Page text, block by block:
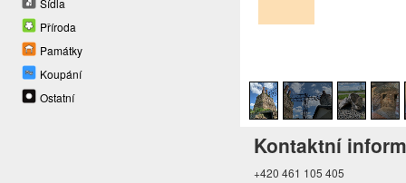
Sídla
Příroda
Památky
Koupání
Ostatní
Kontaktní
+420 461 105 405